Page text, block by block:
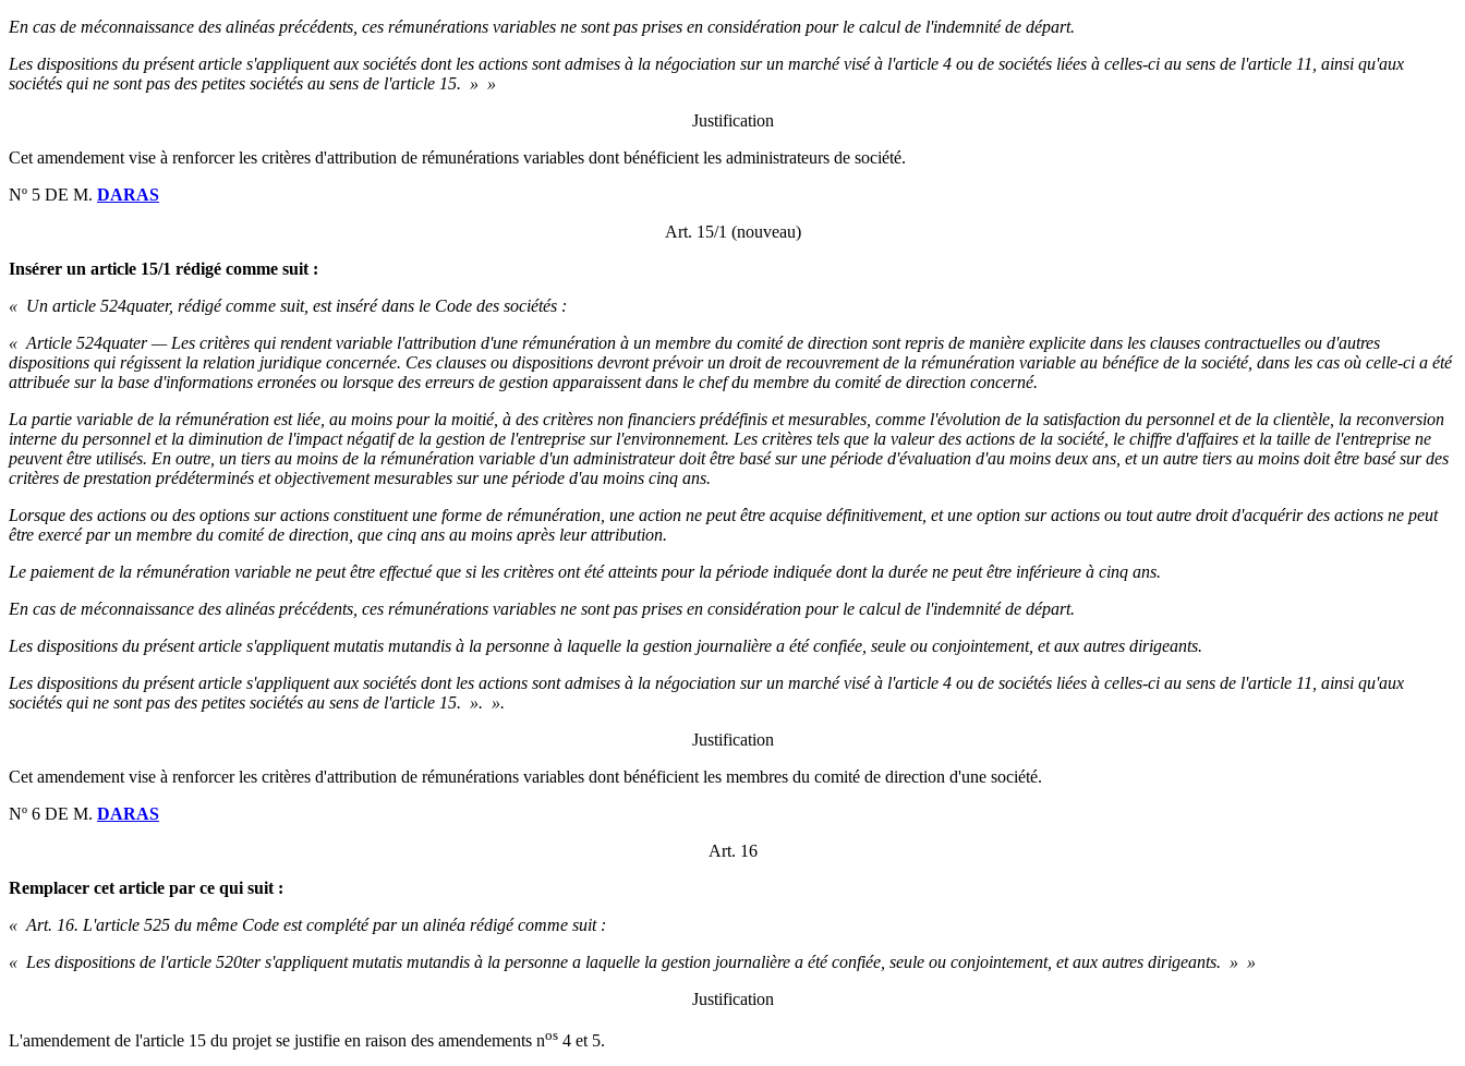
En cas de méconnaissance des alinéas précédents, ces rémunérations variables ne sont pas prises en considération pour le calcul de l'indemnité de départ.
Les dispositions du présent article s'appliquent aux sociétés dont les actions sont admises à la négociation sur un marché visé à l'article 4 ou de sociétés liées à celles-ci au sens de l'article 11, ainsi qu'aux
sociétés qui ne sont pas des petites sociétés au sens de l'article 15. » »
Justification
Cet amendement vise à renforcer les critères d'attribution de rémunérations variables dont bénéficient les administrateurs de société.
Nº 5 DE M. DARAS
Art. 15/1 (nouveau)
Insérer un article 15/1 rédigé comme suit :
« Un article 524quater, rédigé comme suit, est inséré dans le Code des sociétés :
« Article 524quater — Les critères qui rendent variable l'attribution d'une rémunération à un membre du comité de direction sont repris de manière explicite dans les clauses contractuelles ou d'autres
dispositions qui régissent la relation juridique concernée. Ces clauses ou dispositions devront prévoir un droit de recouvrement de la rémunération variable au bénéfice de la société, dans les cas où celle-ci a été
attribuée sur la base d'informations erronées ou lorsque des erreurs de gestion apparaissent dans le chef du membre du comité de direction concerné.
La partie variable de la rémunération est liée, au moins pour la moitié, à des critères non financiers prédéfinis et mesurables, comme l'évolution de la satisfaction du personnel et de la clientèle, la reconversion
interne du personnel et la diminution de l'impact négatif de la gestion de l'entreprise sur l'environnement. Les critères tels que la valeur des actions de la société, le chiffre d'affaires et la taille de l'entreprise ne
peuvent être utilisés. En outre, un tiers au moins de la rémunération variable d'un administrateur doit être basé sur une période d'évaluation d'au moins deux ans, et un autre tiers au moins doit être basé sur des
critères de prestation prédéterminés et objectivement mesurables sur une période d'au moins cinq ans.
Lorsque des actions ou des options sur actions constituent une forme de rémunération, une action ne peut être acquise définitivement, et une option sur actions ou tout autre droit d'acquérir des actions ne peut
être exercé par un membre du comité de direction, que cinq ans au moins après leur attribution.
Le paiement de la rémunération variable ne peut être effectué que si les critères ont été atteints pour la période indiquée dont la durée ne peut être inférieure à cinq ans.
En cas de méconnaissance des alinéas précédents, ces rémunérations variables ne sont pas prises en considération pour le calcul de l'indemnité de départ.
Les dispositions du présent article s'appliquent mutatis mutandis à la personne à laquelle la gestion journalière a été confiée, seule ou conjointement, et aux autres dirigeants.
Les dispositions du présent article s'appliquent aux sociétés dont les actions sont admises à la négociation sur un marché visé à l'article 4 ou de sociétés liées à celles-ci au sens de l'article 11, ainsi qu'aux
sociétés qui ne sont pas des petites sociétés au sens de l'article 15. ». ».
Justification
Cet amendement vise à renforcer les critères d'attribution de rémunérations variables dont bénéficient les membres du comité de direction d'une société.
Nº 6 DE M. DARAS
Art. 16
Remplacer cet article par ce qui suit :
« Art. 16. L'article 525 du même Code est complété par un alinéa rédigé comme suit :
« Les dispositions de l'article 520ter s'appliquent mutatis mutandis à la personne a laquelle la gestion journalière a été confiée, seule ou conjointement, et aux autres dirigeants. » »
Justification
L'amendement de l'article 15 du projet se justifie en raison des amendements nos 4 et 5.